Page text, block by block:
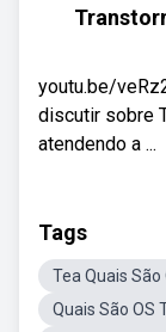
youtu.be/
discutir sobre
atendendo a ...
Tags
Tea Quais São
Quais São OS